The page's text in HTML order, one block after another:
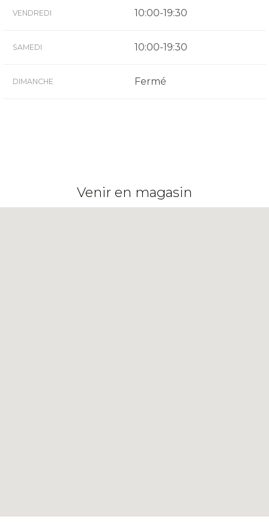
VENDREDI 10:00-19:30
SAMEDI 10:00-19:30
DIMANCHE Fermé
Venir en magasin